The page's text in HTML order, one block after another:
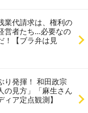
業代請求は、権利の
営者たち...必要なの
！【ブラ弁は見
り発揮！ 和田政宗
の見方」「麻生さん
ア定点観測】